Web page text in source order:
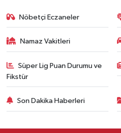
Nöbetçi Eczaneler
Namaz Vakitleri
Süper Lig Puan Durumu ve
Fikstür
Son Dakika Haberleri